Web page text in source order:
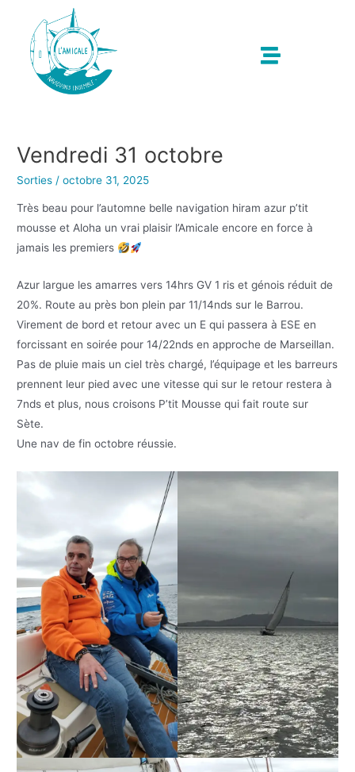
Vendredi 31 octobre
Sorties /octobre 31, 2025
Très beau pour l’automne belle navigation hiram azur p’tit
mousse et Aloha un vrai plaisir l’Amicale encore en force à
jamais les premiers
Azur largue les amarres vers 14hrs GV 1 ris et génois réduit de
20%. Route au près bon plein par 11/14nds sur le Barrou.
Virement de bord et retour avec un E qui passera à ESE en
forcissant en soirée pour 14/22nds en approche de Marseillan.
Pas de pluie mais un ciel très chargé, l’équipage et les barreurs
prennent leur pied avec une vitesse qui sur le retour restera à
7nds et plus, nous croisons P’tit Mousse qui fait route sur
Sète.
Une nav de fin octobre réussie.